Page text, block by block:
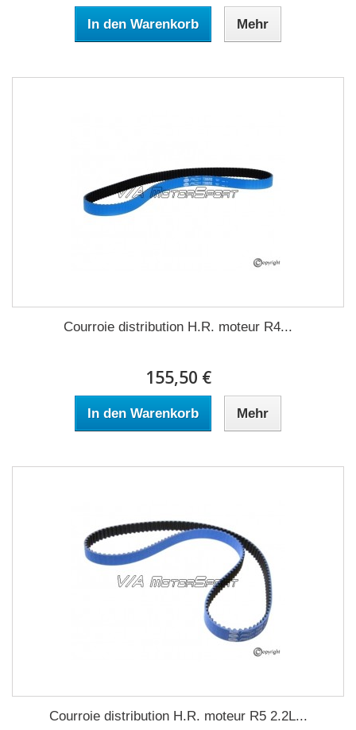
In den Warenkorb Mehr
Courroie distribution H.R. moteur R4...
155,50 €
In den Warenkorb Mehr
Courroie distribution H.R. moteur R5 2.2L...